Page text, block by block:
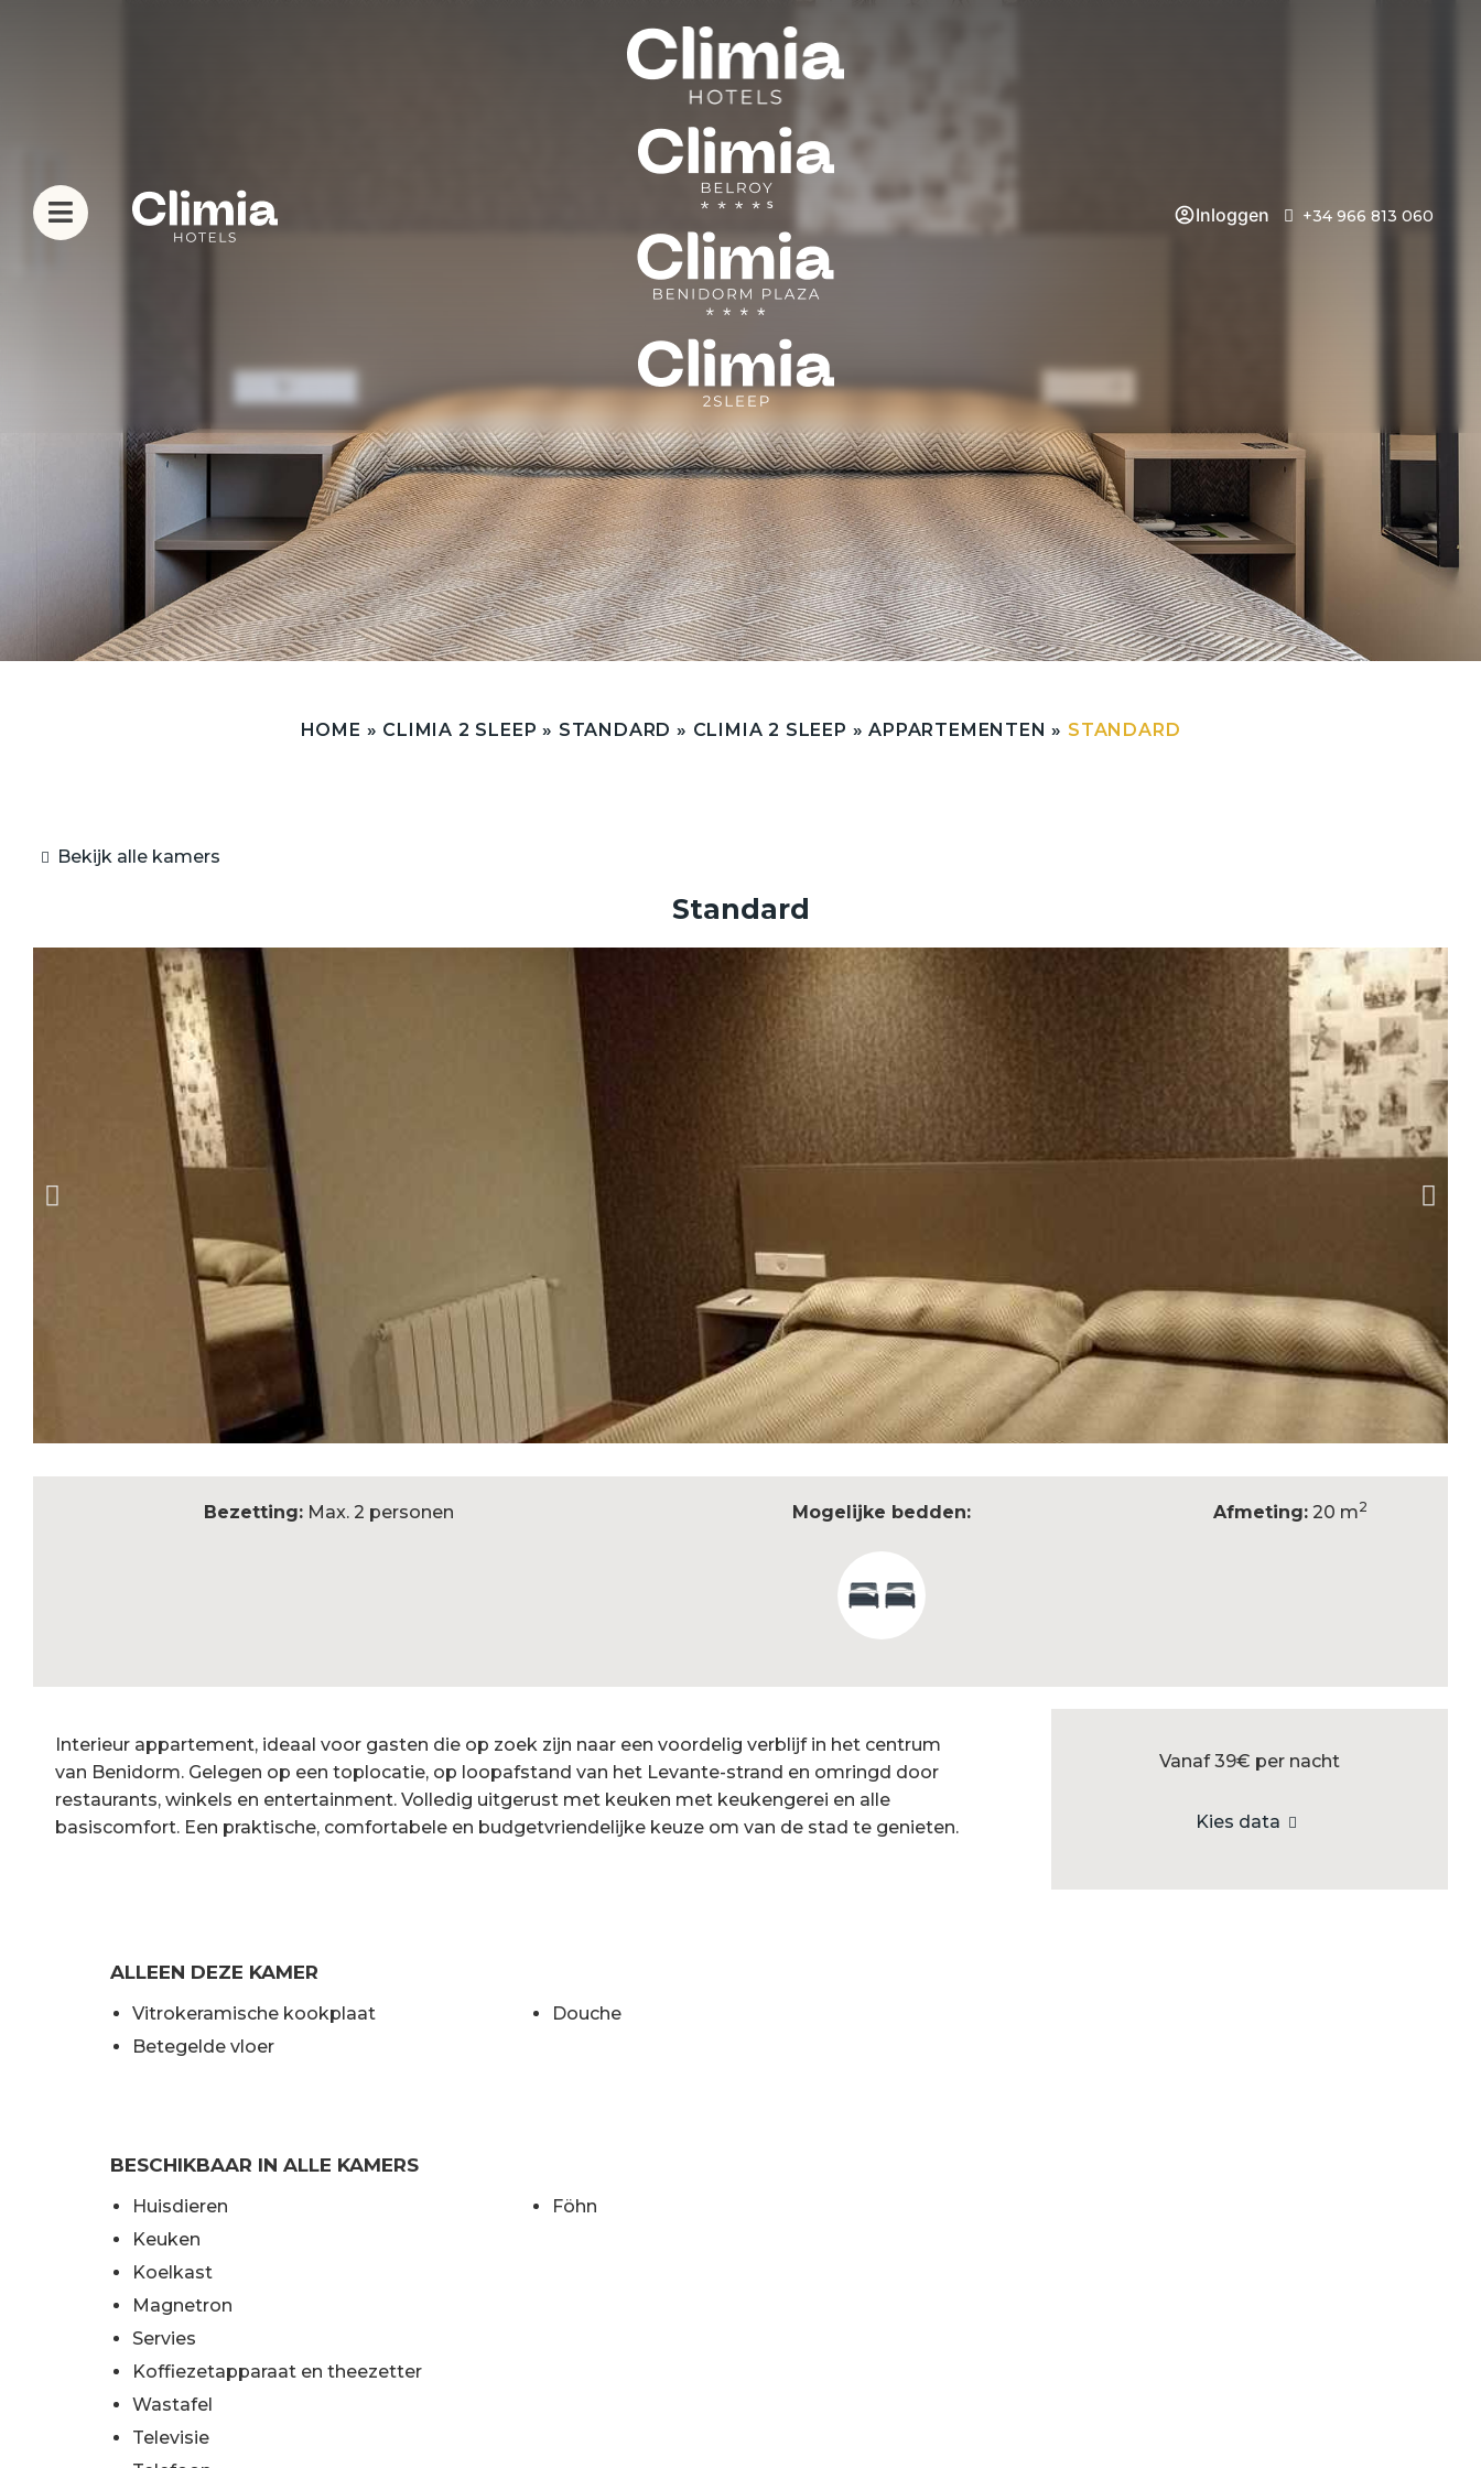
Inloggen +34 966 813 060
HOME » CLIMIA 2 SLEEP » STANDARD » CLIMIA 2 SLEEP »APPARTEMENTEN » STANDARD
Bekijk alle kamers
Standard
Bezetting: Max. 2 personen Mogelijke bedden: Afmeting: 20 m2
Interieur appartement, ideaal voor gasten die op zoek zijn naar een voordelig verblijf in het centrum
van Benidorm. Gelegen op een toplocatie, op loopafstand van het Levante-strand en omringd door
restaurants, winkels en entertainment. Volledig uitgerust met keuken met keukengerei en alle
basiscomfort. Een praktische, comfortabele en budgetvriendelijke keuze om van de stad te genieten.
Vanaf 39€ per nacht
Kies data
ALLEEN DEZE KAMER
Vitrokeramische kookplaat
Betegelde vloer
Douche
BESCHIKBAAR IN ALLE KAMERS
Huisdieren
Keuken
Koelkast
Magnetron
Servies
Koffiezetapparaat en theezetter
Wastafel
Televisie
Föhn